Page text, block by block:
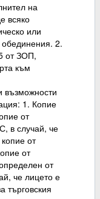
на
всяко
или
обединения. 2.
от ЗОП,
към
възможности
1. Копие
от
в случай, че
от
от
от
че лицето е
търговския